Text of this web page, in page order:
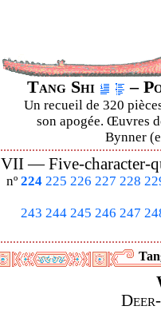
Tang Shi –
Un recueil de 320
son apogée. Œuvres
Bynner
VII —Five-character-
nº 224 225 226 227 228
243 244 245 246 247